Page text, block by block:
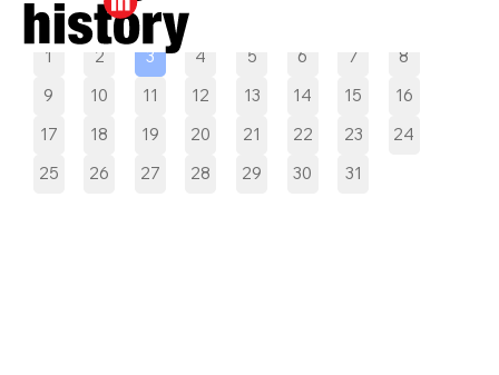
1 2 3 4 5 6 7
8
9
10 11 12 13 14 15
16
17
18 19 20 21 22 23
24
25
26 27 28 29 30 31